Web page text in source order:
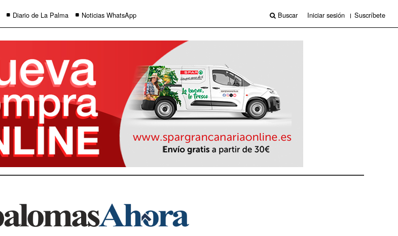
Diario de La Palma Noticias WhatsApp Buscar Iniciar sesión Suscríbete